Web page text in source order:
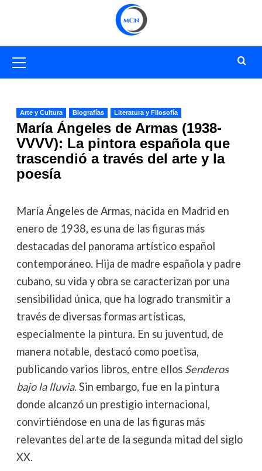
primario
Arte y Cultura Biografías Literatura y Filosofía
María Ángeles de Armas (1938-
VVVV): La pintora española que
trascendió a través del arte y la
poesía
María Ángeles de Armas, nacida en Madrid en
enero de 1938, es una de las figuras más
destacadas del panorama artístico español
contemporáneo. Hija de madre española y padre
cubano, su vida y obra se caracterizan por una
sensibilidad única, que ha logrado transmitir a
través de diversas formas artísticas,
especialmente la pintura. En su juventud, de
manera notable, destacó como poetisa,
publicando varios libros, entre ellos Senderos
bajo la lluvia. Sin embargo, fue en la pintura
donde alcanzó un prestigio internacional,
convirtiéndose en una de las figuras más
relevantes del arte de la segunda mitad del siglo
XX.